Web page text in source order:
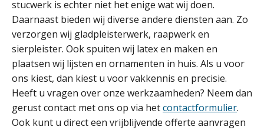
stucwerk is echter niet het enige wat wij doen.
Daarnaast bieden wij diverse andere diensten aan. Zo
verzorgen wij gladpleisterwerk, raapwerk en
sierpleister. Ook spuiten wij latex en maken en
plaatsen wij lijsten en ornamenten in huis. Als u voor
ons kiest, dan kiest u voor vakkennis en precisie.
Heeft u vragen over onze werkzaamheden? Neem dan
gerust contact met ons op via hetcontactformulier.
Ook kunt u direct een vrijblijvende offerte aanvragen